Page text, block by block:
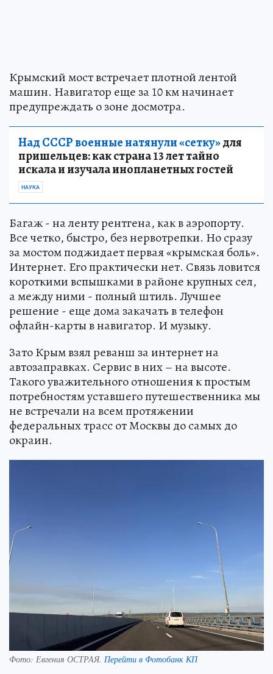
Крымский мост встречает плотной лентой
машин. Навигатор еще за 10 км начинает
предупреждать о зоне досмотра.
Над СССР военные натянули «сетку»для
пришельцев: как страна 13 лет тайно
искала и изучала инопланетных гостей
НАУКА
Багаж - на ленту рентгена, как в аэропорту.
Все четко, быстро, без нервотрепки. Но сразу
за мостом поджидает первая «крымская боль».
Интернет. Его практически нет. Связь ловится
короткими вспышками в районе крупных сел,
а между ними - полный штиль. Лучшее
решение - еще дома закачать в телефон
офлайн-карты в навигатор. И музыку.
Зато Крым взял реванш за интернет на
автозаправках. Сервис в них – на высоте.
Такого уважительного отношения к простым
потребностям уставшего путешественника мы
не встречали на всем протяжении
федеральных трасс от Москвы до самых до
окраин.
Фото: Евгения ОСТРАЯ. Перейти в Фотобанк КП